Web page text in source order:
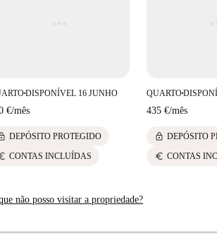
■DISPONÍVEL 16 JUNHO
€/mês
DEPÓSITO PROTEGIDO
CONTAS INCLUÍDAS
QUARTO■
435 €/mês
lock DEPÓSITO
euro CONTAS
não posso visitar a propriedade?